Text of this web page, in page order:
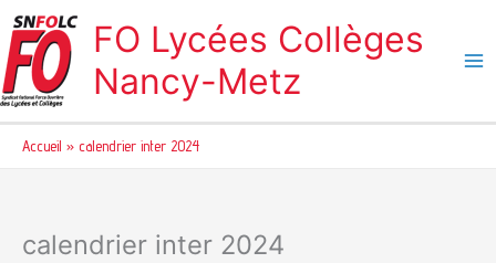
au
contenu
FO Lycées Collèges
Nancy-Metz
Accueil calendrier inter 2024
calendrier inter 2024